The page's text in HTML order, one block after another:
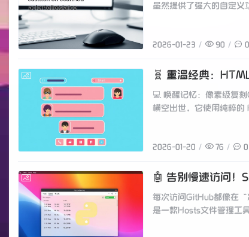
虽然提供了强大的自定
2026-01-23 90 0
2026-01-20
🧬 重温经典：
💻 唤醒记忆：像素级复
横空出世，它使用纯粹
2026-01-20 76 0
2026-01-06
🤖 告别慢速访问
每次访问GitHub都像在“
是一款Hosts文件管理工